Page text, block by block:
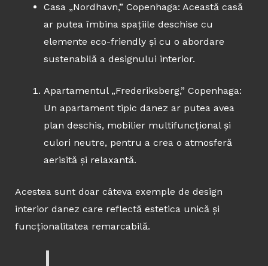
Casa „Nordhavn,” Copenhaga: Această casă
ar putea îmbina spațiile deschise cu
elemente eco-friendly și cu o abordare
sustenabilă a designului interior.
Apartamentul „Frederiksberg,” Copenhaga:
Un apartament tipic danez ar putea avea
plan deschis, mobilier multifuncțional și
culori neutre, pentru a crea o atmosferă
aerisită și relaxantă.
Acestea sunt doar câteva exemple de design
interior danez care reflectă estetica unică și
funcționalitatea remarcabilă.